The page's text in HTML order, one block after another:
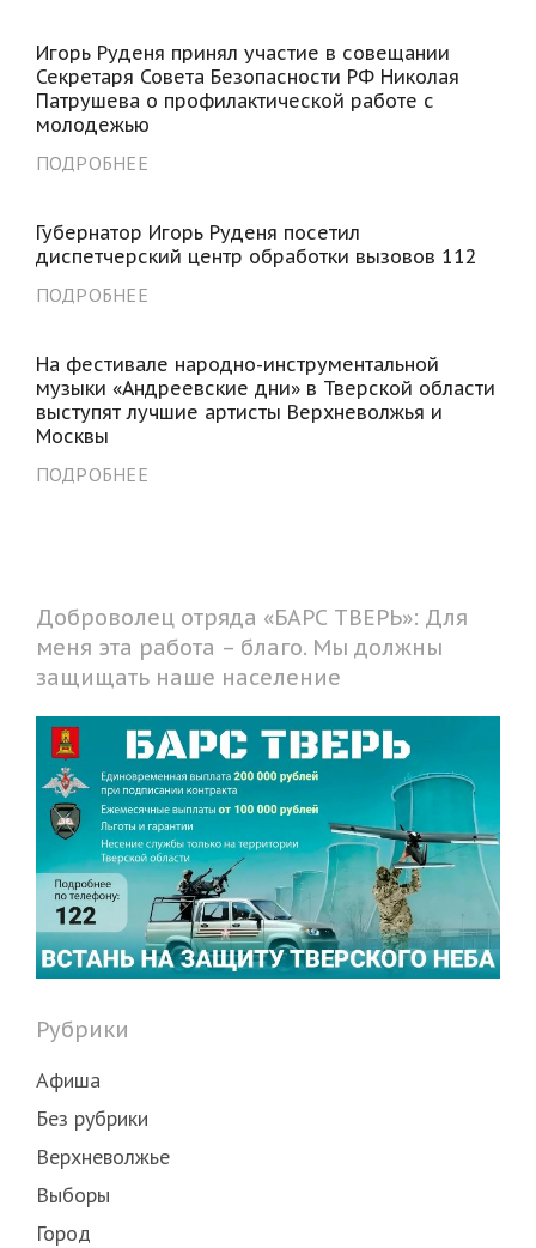
Игорь Руденя принял участие в совещании
Секретаря Совета Безопасности РФ Николая
Патрушева о профилактической работе с
молодежью
ПОДРОБНЕЕ
Губернатор Игорь Руденя посетил
диспетчерский центр обработки вызовов 112
ПОДРОБНЕЕ
На фестивале народно-инструментальной
музыки «Андреевские дни» в Тверской области
выступят лучшие артисты Верхневолжья и
Москвы
ПОДРОБНЕЕ
Доброволец отряда «БАРС ТВЕРЬ»: Для
меня эта работа – благо. Мы должны
защищать наше население
Рубрики
Афиша
Без рубрики
Верхневолжье
Выборы
Город